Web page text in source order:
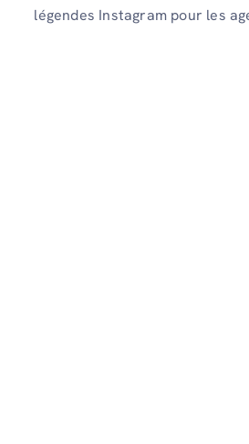
légendes Instagram pour les